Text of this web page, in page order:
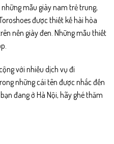
mẫu giày nam trẻ trung,
được thiết kế hài hòa
nền giày đen. Những mẫu thiết
với nhiều dịch vụ đi
những cái tên được nhắc đến
đang ở Hà Nội, hãy ghé thăm